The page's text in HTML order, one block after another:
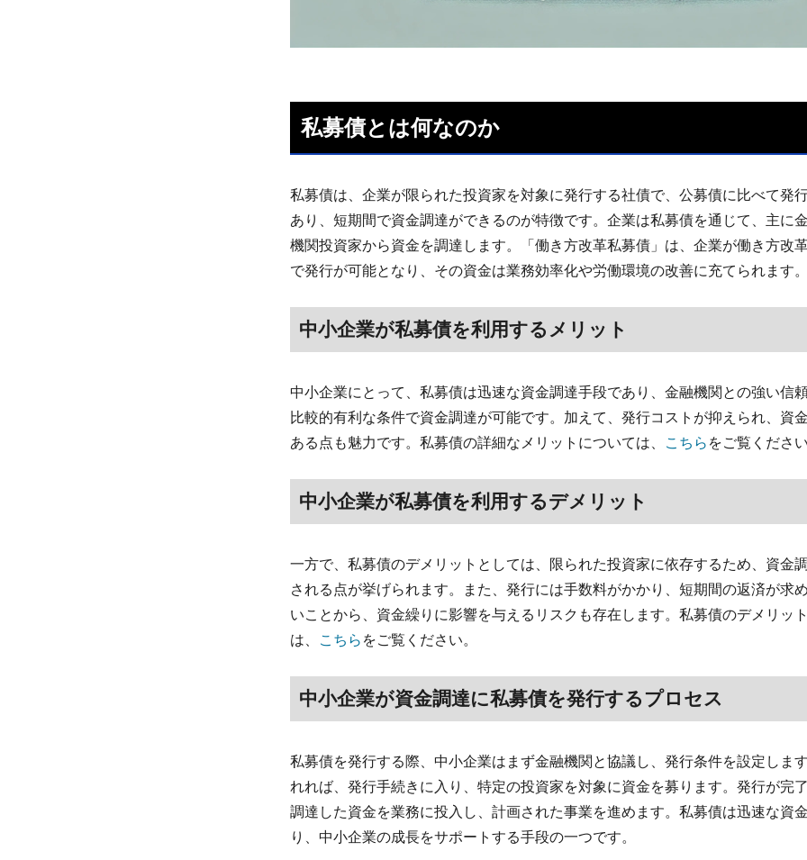
私募債とは何なのか
私募債は、企業が限られた投資家を対象に発行する社債で、公募債に比べて発
あり、短期間で資金調達ができるのが特徴です。企業は私募債を通じて、主に
機関投資家から資金を調達します。「働き方改革私募債」は、企業が働き方改
で発行が可能となり、その資金は業務効率化や労働環境の改善に充てられます。
中小企業が私募債を利用するメリット
中小企業にとって、私募債は迅速な資金調達手段であり、金融機関との強い信頼
比較的有利な条件で資金調達が可能です。加えて、発行コストが抑えられ、資
ある点も魅力です。私募債の詳細なメリットについては、 こちら をご覧ください
中小企業が私募債を利用するデメリット
一方で、私募債のデメリットとしては、限られた投資家に依存するため、資金
される点が挙げられます。また、発行には手数料がかかり、短期間の返済が求
いことから、資金繰りに影響を与えるリスクも存在します。私募債のデメリッ
は、 こちら をご覧ください。
中小企業が資金調達に私募債を発行するプロセス
私募債を発行する際、中小企業はまず金融機関と協議し、発行条件を設定しま
れれば、発行手続きに入り、特定の投資家を対象に資金を募ります。発行が完
調達した資金を業務に投入し、計画された事業を進めます。私募債は迅速な資
り、中小企業の成長をサポートする手段の一つです。